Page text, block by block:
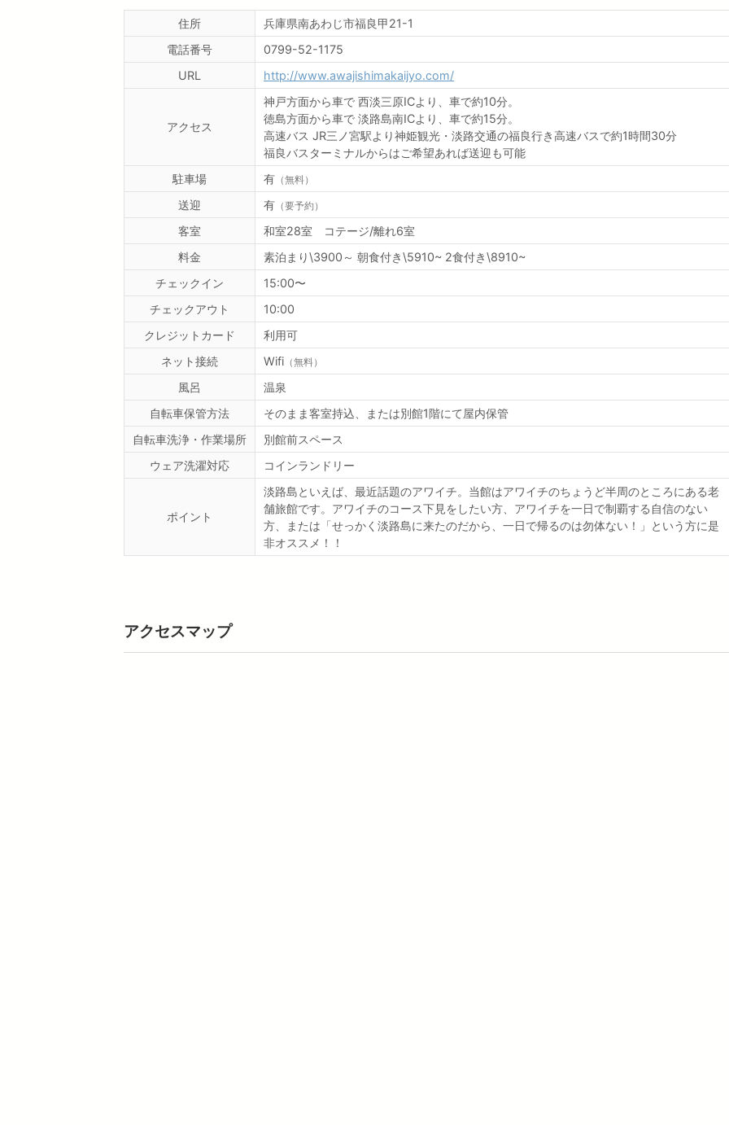
住所
兵庫県南あわじ市福良甲21-1
電話番号
0799-52-1175
URL
http://www.awajishimakaijyo.com/
アクセス
神戸方面から車で 西淡三原ICより、車で約10分。
徳島方面から車で 淡路島南ICより、車で約15分。
高速バス JR三ノ宮駅より神姫観光・淡路交通の福良行き高速バスで約1時間30分
福良バスターミナルからはご希望あれば送迎も可能
駐車場
有 （無料）
送迎 有 （要予約）
客室
和室28室 コテージ/離れ6室
料金
素泊まり\3900～ 朝食付き\5910~ 2食付き\8910~
チェックイン
15:00〜
チェックアウト
10:00
クレジットカード
利用可
ネット接続
Wifi （無料）
風呂
温泉
自転車保管方法
そのまま客室持込、または別館1階にて屋内保管
自転車洗浄・作業場所
別館前スペース
ウェア洗濯対応
コインランドリー
ポイント
淡路島といえば、最近話題のアワイチ。当館はアワイチのちょうど半周のところにある老
舗旅館です。アワイチのコース下見をしたい方、アワイチを一日で制覇する自信のない
方、または「せっかく淡路島に来たのだから、一日で帰るのは勿体ない！」という方に是
非オススメ！！
アクセスマップ